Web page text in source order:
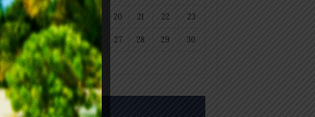
17 18 20 21 22 23
24 25 26 27 28 29 30
31
« Juil